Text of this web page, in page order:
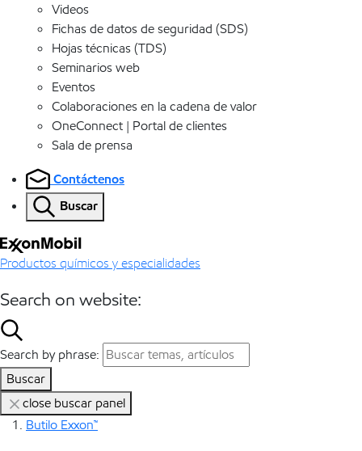
Videos
Fichas de datos de seguridad (SDS)
Hojas técnicas (TDS)
Seminarios web
Eventos
Colaboraciones en la cadena de valor
OneConnect | Portal de clientes
Sala de prensa
Contáctenos
Buscar
Productos químicos y especialidades
Search on website:
Search by phrase:
Buscar
close buscar panel
Butilo Exxon™